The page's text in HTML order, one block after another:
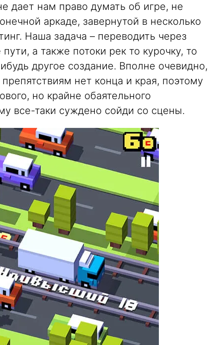
дает нам право думать об игре, не
аркаде, завернутой в несколько
Наша задача – переводить через
а также потоки рек то курочку, то
другое создание. Вполне очевидно,
нет конца и края, поэтому
но крайне обаятельного
все-таки суждено сойди со сцены.